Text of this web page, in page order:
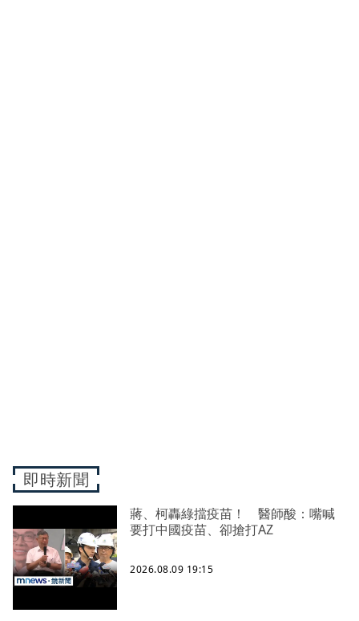
即時新聞
蔣、柯轟綠擋疫苗！ 醫師酸：嘴喊
要打中國疫苗、卻搶打AZ
2026.08.09 19:15